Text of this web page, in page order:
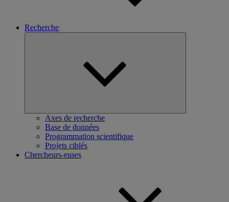
Recherche
Axes de recherche
Base de données
Programmation scientifique
Projets ciblés
Chercheurs-euses